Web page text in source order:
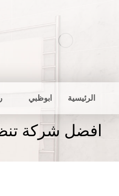
الرئيسية ابوظبي
افضل شركة